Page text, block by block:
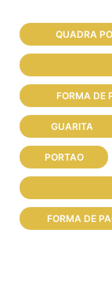
QUADRA
FORMA DE
GUARITA
PORTAO
FORMA DE